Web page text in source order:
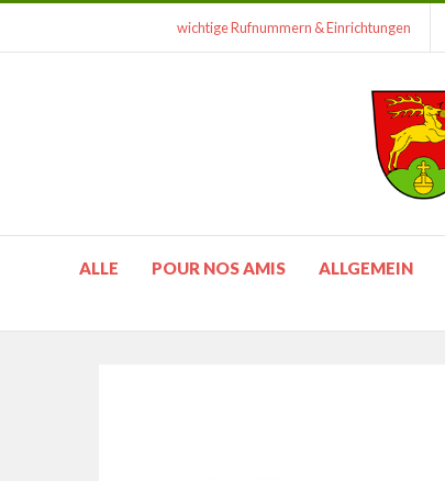
wichtige Rufnummern & Einrichtungen
ALLE POUR NOS AMIS ALLGEMEIN